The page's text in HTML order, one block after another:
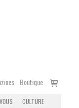
Boutique
Voir
CULTURE